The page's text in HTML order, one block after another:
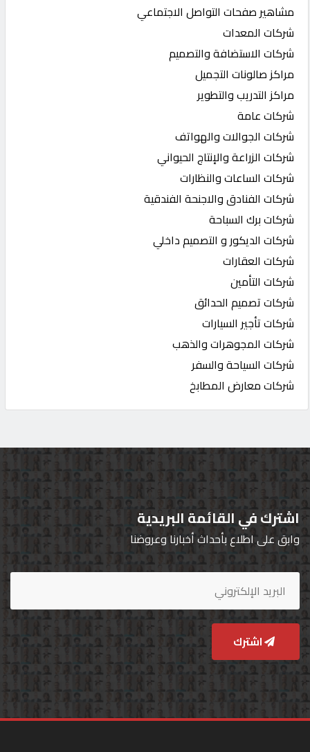
مشاهير صفحات التواصل الاجتماعي
شركات المعدات
شركات الاستضافة والتصميم
مراكز صالونات التجميل
مراكز التدريب والتطوير
شركات عامة
شركات الجوالات والهواتف
شركات الزراعة والإنتاج الحيواني
شركات الساعات والنظارات
شركات الفنادق والاجنحة الفندقية
شركات برك السباحة
شركات الديكور و التصميم داخلي
شركات العقارات
شركات التأمين
شركات تصميم الحدائق
شركات تأجير السيارات
شركات المجوهرات والذهب
شركات السياحة والسفر
شركات معارض المطابخ
اشترك في القائمة البريدية
وابق على اطلاع بأحداث أخبارنا وعروضنا
اشترك